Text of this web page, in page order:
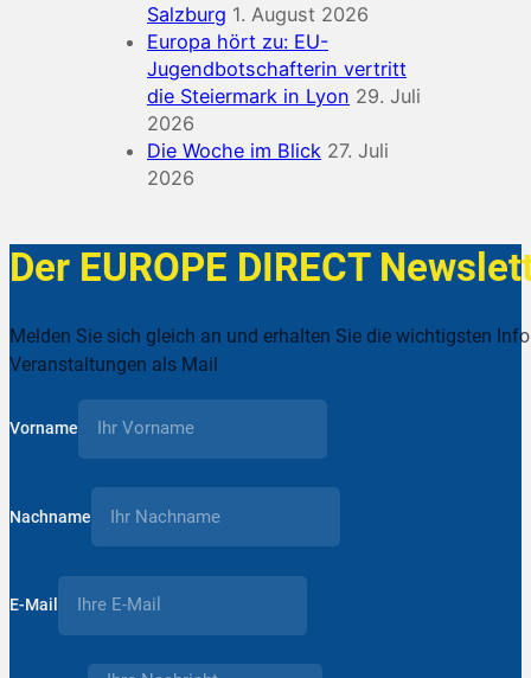
Salzburg 1. August 2026
Europa hört zu: EU-
Jugendbotschafterin vertritt
die Steiermark in Lyon 29. Juli
2026
Die Woche im Blick 27. Juli
2026
Der EUROPE DIRECT
Melden Sie sich gleich an und erhalten Sie die wichtigsten
Veranstaltungen als Mail
Vorname
Nachname
E-Mail